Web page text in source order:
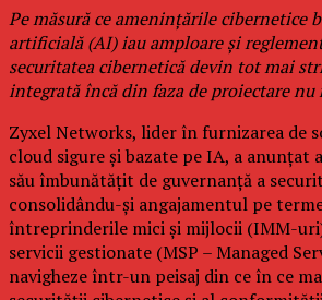
Pe măsură ce amenințările cibernetice
artificială (AI) iau amploare și
securitatea cibernetică devin tot mai
integrată încă din faza de proiectare nu
Zyxel Networks, lider în furnizarea de
cloud sigure și bazate pe IA, a anunțat
său îmbunătățit de guvernanță a
consolidându-și angajamentul pe
întreprinderile mici și mijlocii (IMM-
servicii gestionate (MSP – Managed
navigheze într-un peisaj din ce în ce